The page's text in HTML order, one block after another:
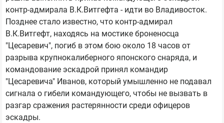
контр-адмирала В.К.Витгефта - идти во Владивосток.
Позднее стало известно, что контр-адмирал
В.К.Витгефт, находясь на мостике броненосца
"Цесаревич", погиб в этом бою около 18 часов от
разрыва крупнокалиберного японского снаряда, и
командование эскадрой принял командир
"Цесаревича" Иванов, который умышленно не подавал
сигнала о гибели командующего, чтобы не вызвать в
разгар сражения растерянности среди офицеров
эскадры.